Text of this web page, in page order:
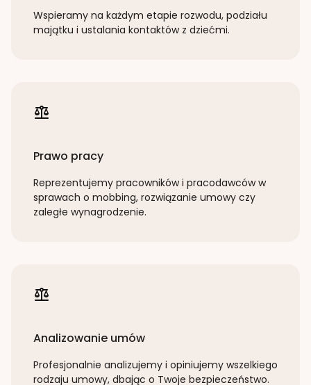
Wspieramy na każdym etapie rozwodu, podziału
majątku i ustalania kontaktów z dziećmi.
Prawo pracy
Reprezentujemy pracowników i pracodawców w
sprawach o mobbing, rozwiązanie umowy czy
zaległe wynagrodzenie.
Analizowanie umów
Profesjonalnie analizujemy i opiniujemy wszelkiego
rodzaju umowy, dbając o Twoje bezpieczeństwo.